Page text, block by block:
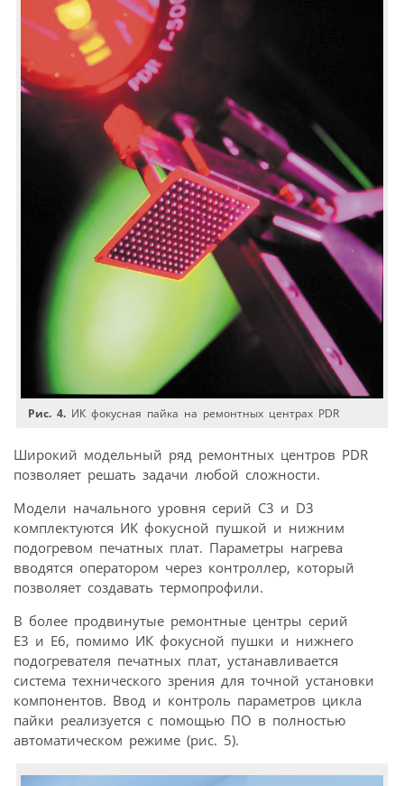
Рис. 4. ИК фокусная пайка на ремонтных центрах PDR
Широкий модельный ряд ремонтных центров PDR
позволяет решать задачи любой сложности.
Модели начального уровня серий С3 и D3
комплектуются ИК фокусной пушкой и нижним
подогревом печатных плат. Параметры нагрева
вводятся оператором через контроллер, который
позволяет создавать термопрофили.
В более продвинутые ремонтные центры серий
E3 и E6, помимо ИК фокусной пушки и нижнего
подогревателя печатных плат, устанавливается
система технического зрения для точной установки
компонентов. Ввод и контроль параметров цикла
пайки реализуется с помощью ПО в полностью
автоматическом режиме (рис. 5).